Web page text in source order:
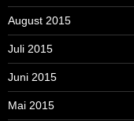
August 2015
Juli 2015
Juni 2015
Mai 2015